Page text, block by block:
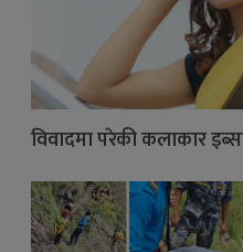
विवादमा परेकी कलाकार